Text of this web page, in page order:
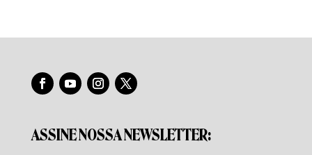
ASSINE NOSSA NEWSLETTER: